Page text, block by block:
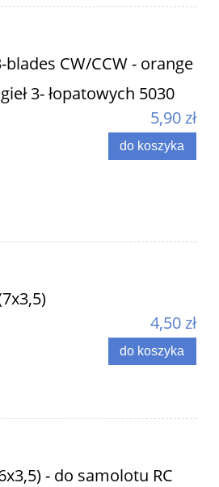
blades CW/CCW - orange
3- łopatowych 5030
5,90 zł
do koszyka
4,50 zł
do koszyka
- do samolotu RC